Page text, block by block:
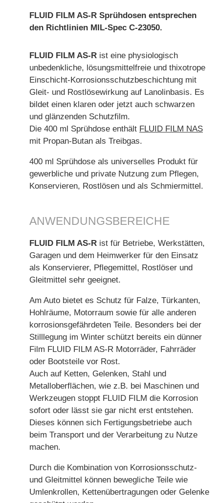
FLUID FILM AS-R Sprühdosen entsprechen
den Richtlinien MIL-Spec C-23050.
FLUID FILM AS-R ist eine physiologisch
unbedenkliche, lösungsmittelfreie und thixotrope
Einschicht-Korrosionsschutzbeschichtung mit
Gleit- und Rostlösewirkung auf Lanolinbasis. Es
bildet einen klaren oder jetzt auch schwarzen
und glänzenden Schutzfilm.
Die 400 ml Sprühdose enthält FLUID FILM NAS
mit Propan-Butan als Treibgas.
400 ml Sprühdose als universelles Produkt für
gewerbliche und private Nutzung zum Pflegen,
Konservieren, Rostlösen und als Schmiermittel.
ANWENDUNGSBEREICHE
FLUID FILM AS-R ist für Betriebe, Werkstätten,
Garagen und dem Heimwerker für den Einsatz
als Konservierer, Pflegemittel, Rostlöser und
Gleitmittel sehr geeignet.
Am Auto bietet es Schutz für Falze, Türkanten,
Hohlräume, Motorraum sowie für alle anderen
korrosionsgefährdeten Teile. Besonders bei der
Stilllegung im Winter schützt bereits ein dünner
Film FLUID FILM AS-R Motorräder, Fahrräder
oder Bootsteile vor Rost.
Auch auf Ketten, Gelenken, Stahl und
Metalloberflächen, wie z.B. bei Maschinen und
Werkzeugen stoppt FLUID FILM die Korrosion
sofort oder lässt sie gar nicht erst entstehen.
Dieses können sich Fertigungsbetriebe auch
beim Transport und der Verarbeitung zu Nutze
machen.
Durch die Kombination von Korrosionsschutz-
und Gleitmittel können bewegliche Teile wie
Umlenkrollen, Kettenübertragungen oder Gelenke